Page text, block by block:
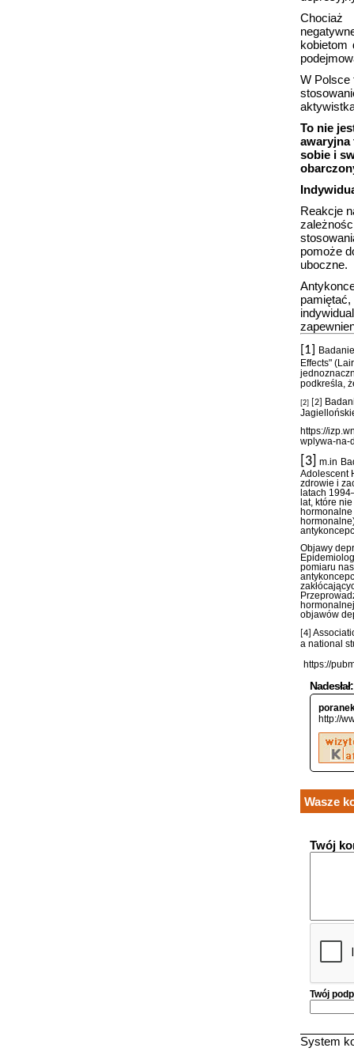
kobietom
W Polsce
To nie
awaryjna
sobie i
Reakcje
pomoże
uboczne.
[1]
Effects"
podkreśla,
[2] [2]
https://
wplywa-na-
[3] m.in
Adolescent
zdrowie i
latach
lat, które
hormonalne
Objawy
pomiaru
objawów
[4]
a national
https://
Nadesłał:
http://
Wasze
Twój
Twój
System